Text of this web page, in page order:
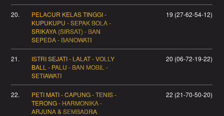
20.
PELACUR KELAS TINGGI -
KUPUKUPU - SEPAK BOLA -
SRIKAYA (SIRSAT) - BAN
SEPEDA - BANOWATI
19 (27-62-54-12)
21.
ISTRI SEJATI - LALAT - VOLLY
BALL - PALU - BAN MOBIL -
SETIAWATI
20 (06-72-19-22)
22.
PETI MATI - CAPUNG - TENIS -
TERONG - HARMONIKA -
ARJUNA & SEMBADRA
22 (21-70-50-20)